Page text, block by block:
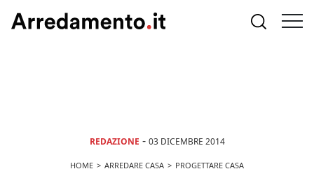
REDAZIONE - 03 DICEMBRE 2014
HOME ARREDARE CASA PROGETTARE CASA